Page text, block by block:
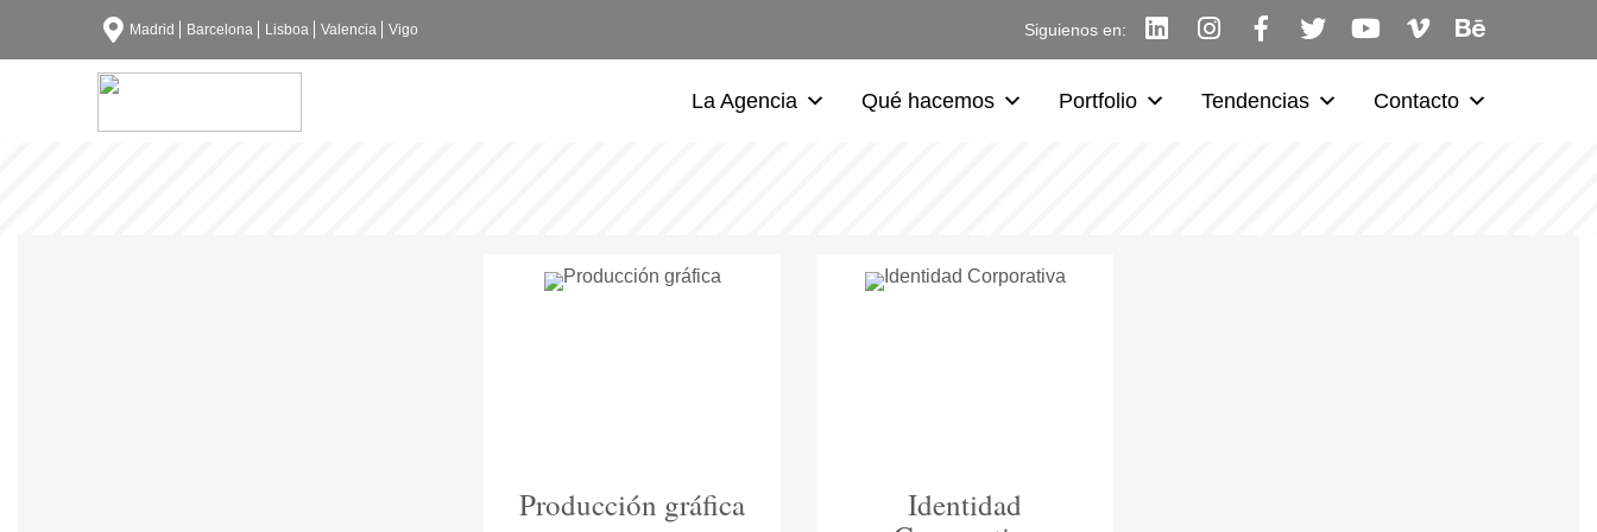
Madrid Barcelona Lisboa Valencia Vigo Siguienos en:
La Agencia Qué hacemos Portfolio Tendencias Contacto
Producción gráfica
Identidad